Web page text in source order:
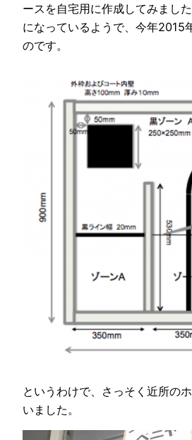
ースを自宅用に作成してみまし
になっているようで、今年2015
のです。
というわけで、さっそく近所の
いました。